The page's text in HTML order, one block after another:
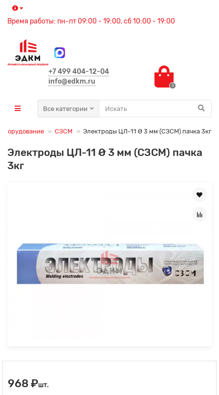
Время работы: пн-пт 09:00 - 19:00, сб 10:00 - 19:00
+7 499 404-12-04
info@edkm.ru
0
Все категории
СЗСМ Электроды ЦЛ-11 Ø 3 мм (СЗСМ) пачка 3кг
Электроды ЦЛ-11 Ø 3 мм (СЗСМ) пачка
3кг
968 ₽шт.